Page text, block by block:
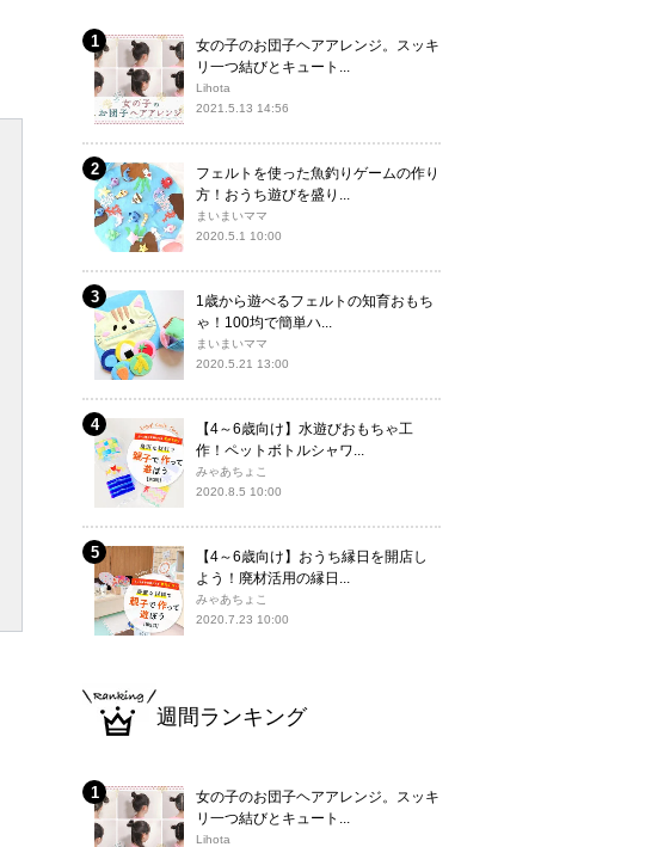
女の子のお団子ヘアアレンジ。スッキ
リ一つ結びとキュート...
Lihota
2021.5.13 14:56
フェルトを使った魚釣りゲームの作り
方！おうち遊びを盛り...
まいまいママ
2020.5.1 10:00
1歳から遊べるフェルトの知育おもち
ゃ！100均で簡単ハ...
まいまいママ
2020.5.21 13:00
【4～6歳向け】水遊びおもちゃ工
作！ペットボトルシャワ...
みゃあちょこ
2020.8.5 10:00
【4～6歳向け】おうち縁日を開店し
よう！廃材活用の縁日...
みゃあちょこ
2020.7.23 10:00
週間ランキング
女の子のお団子ヘアアレンジ。スッキ
リ一つ結びとキュート...
Lihota